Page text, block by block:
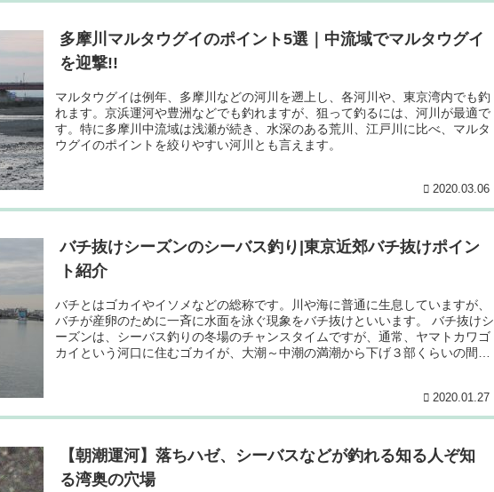
多摩川マルタウグイのポイント5選｜中流域でマルタウグイ
を迎撃!!
マルタウグイは例年、多摩川などの河川を遡上し、各河川や、東京湾内でも釣
れます。京浜運河や豊洲などでも釣れますが、狙って釣るには、河川が最適で
す。特に多摩川中流域は浅瀬が続き、水深のある荒川、江戸川に比べ、マルタ
ウグイのポイントを絞りやすい河川とも言えます。
2020.03.06
バチ抜けシーズンのシーバス釣り|東京近郊バチ抜けポイン
ト紹介
バチとはゴカイやイソメなどの総称です。川や海に普通に生息していますが、
バチが産卵のために一斉に水面を泳ぐ現象をバチ抜けといいます。 バチ抜けシ
ーズンは、シーバス釣りの冬場のチャンスタイムですが、通常、ヤマトカワゴ
カイという河口に住むゴカイが、大潮～中潮の満潮から下げ３部くらいの間に
2020.01.27
【朝潮運河】落ちハゼ、シーバスなどが釣れる知る人ぞ知
る湾奥の穴場